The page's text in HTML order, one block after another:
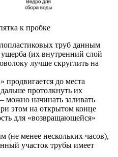
к пробке
труб данным
(их внутренний слой
лучше скруглить на
продвигается до места
протолкнуть их
можно начинать заливать
этом на открытом конце
для «возвращающейся»
(не менее нескольких часов),
участок трубы имеет